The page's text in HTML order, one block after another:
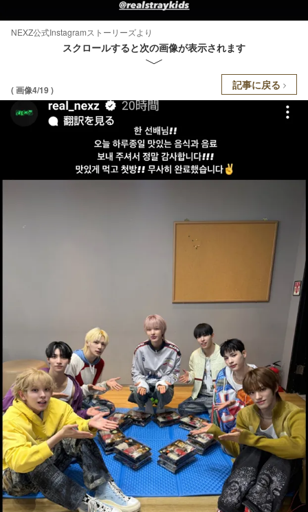
NEXZ公式Instagramストーリーズより
スクロールすると次の画像が表示されます
( 画像4/19 ) 記事に戻る